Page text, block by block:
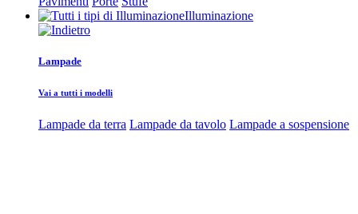
Illuminazione
Lampade
Vai a tutti i modelli
Lampade da terra Lampade da tavolo Lampade a sospensione